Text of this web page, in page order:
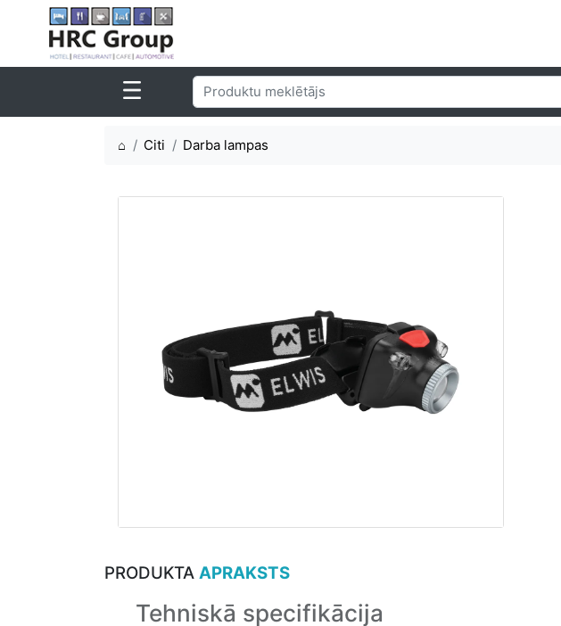
⌂ Citi Darba lampas
PRODUKTA APRAKSTS
Tehniskā specifikācija